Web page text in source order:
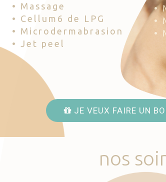
• Massage
• Cellum6 de LPG
• Microdermabrasion
• Jet peel
•
•
•
JE VEUX FAIRE UN
nos